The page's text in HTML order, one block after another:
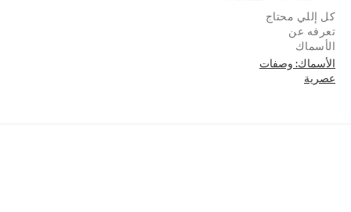
كل إللي محتاج
تعرفه عن
الأسماك
الأسماك: وصفات
عصرية